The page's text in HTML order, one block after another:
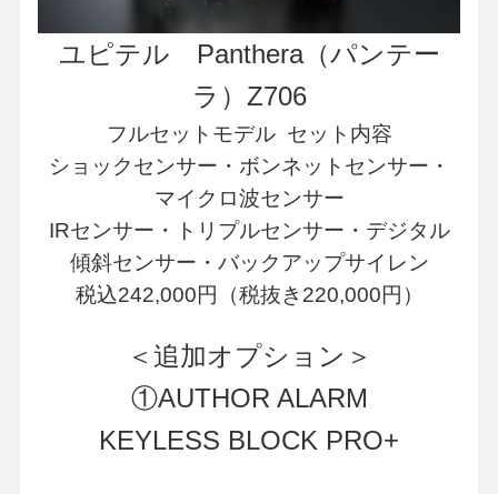
ユピテル Panthera（パンテー
ラ）Z706
フルセットモデル セット内容
ショックセンサー・ボンネットセンサー・
マイクロ波センサー
IRセンサー・トリプルセンサー・デジタル
傾斜センサー・バックアップサイレン
税込242,000円（税抜き220,000円）
＜追加オプション＞
①AUTHOR ALARM
KEYLESS BLOCK PRO+